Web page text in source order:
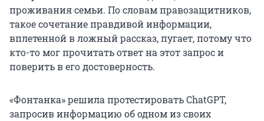
проживания семьи. По словам правозащитников,
такое сочетание правдивой информации,
вплетенной в ложный рассказ, пугает, потому что
кто-то мог прочитать ответ на этот запрос и
поверить в его достоверность.
«Фонтанка» решила протестировать ChatGPT,
запросив информацию об одном из своих